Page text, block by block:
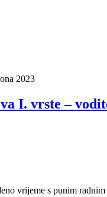
2023
I. vrste –
vrijeme s punim